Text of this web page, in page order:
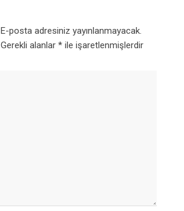
E-posta adresiniz yayınlanmayacak.
Gerekli alanlar *ile işaretlenmişlerdir